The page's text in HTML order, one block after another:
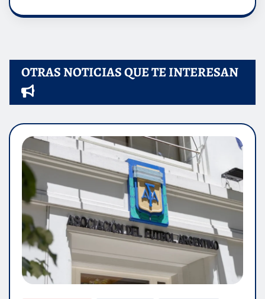
OTRAS NOTICIAS QUE TE INTERESAN